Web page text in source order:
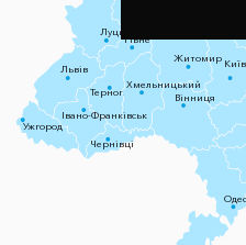
Луцьк
Київ
Житомир
Тернопіль
Рівне
Львів
Ужгород
Чернівці
Вінниця
Хмельницький
Івано-Франківськ